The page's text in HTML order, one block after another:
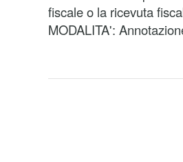
fiscale o la ricevuta
MODALITA':